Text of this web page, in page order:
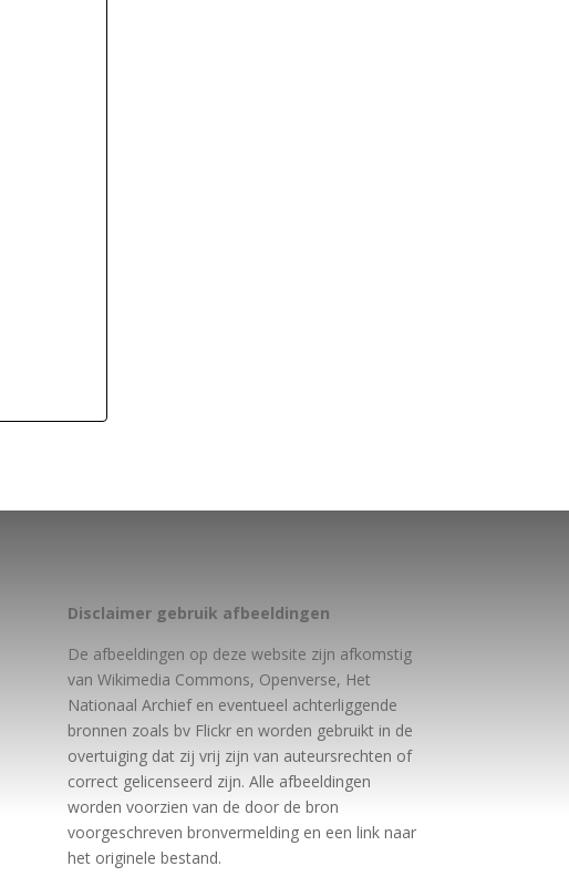
Disclaimer gebruik afbeeldingen
De afbeeldingen op deze website zijn afkomstig
van Wikimedia Commons, Openverse, Het
Nationaal Archief en eventueel achterliggende
bronnen zoals bv Flickr en worden gebruikt in de
overtuiging dat zij vrij zijn van auteursrechten of
correct gelicenseerd zijn. Alle afbeeldingen
worden voorzien van de door de bron
voorgeschreven bronvermelding en een link naar
het originele bestand.